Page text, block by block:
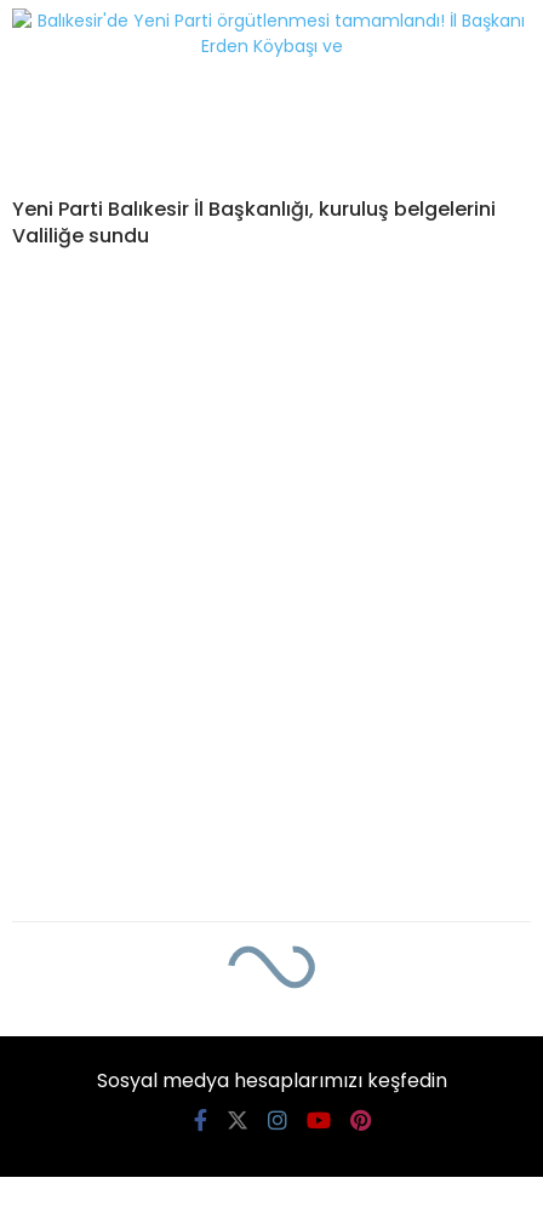
Yeni Parti Balıkesir İl Başkanlığı, kuruluş belgelerini
Valiliğe sundu
Sosyal medya hesaplarımızı keşfedin